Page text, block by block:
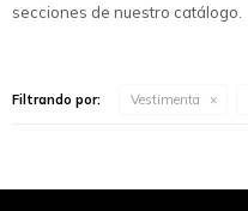
secciones de nuestro catálogo.
Filtrando por: Vestimenta